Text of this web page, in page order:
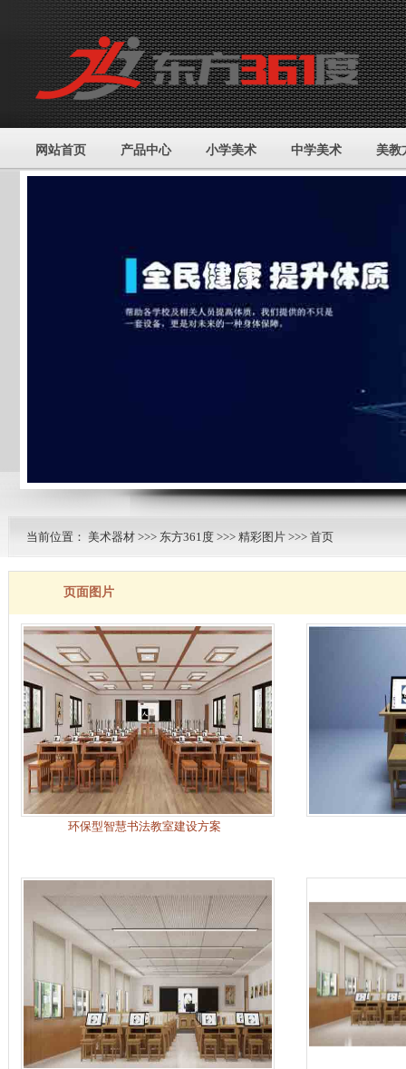
网站首页 产品中心 小学美术 中学美术 美教
当前位置： 美术器材 >>> 东方361度 >>> 精彩图片 >>> 首页
页面图片
环保型智慧书法教室建设方案